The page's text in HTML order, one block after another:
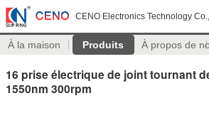
CENO Electronics Technology
À la maison Produits À propos de
16 prise électrique de joint tournant
1550nm 300rpm